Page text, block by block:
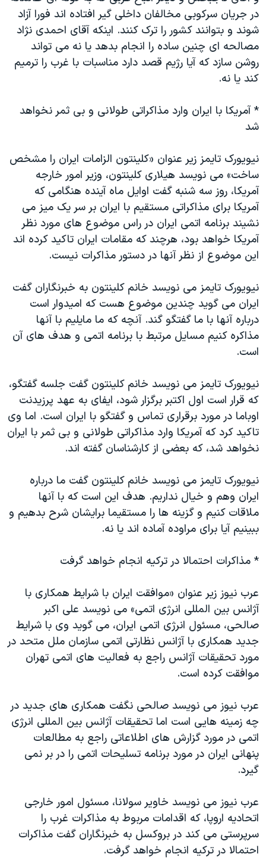
در جريان سرکوبی مخالفان داخلی گير افتاده اند فورا آزاد
شوند و بتوانند کشور را ترک کنند. اينکه آقای احمدی نژاد
مصالحه ای چنين ساده را انجام بدهد يا نه می تواند
روشن سازد که آيا رژيم قصد دارد مناسبات با غرب را ترميم
کند يا نه.
* آمريکا با ايران وارد مذاکراتی طولانی و بی ثمر نخواهد
شد
نيويورک تايمز زير عنوان «کلينتون الزامات ايران را مشخص
ساخت» می نويسد هيلاری کلينتون، وزير امور خارجه
آمريکا، روز سه شنبه گفت اوايل ماه آينده هنگامی که
آمريکا برای مذاکراتی مستقيم با ايران بر سر يک ميز می
نشيند برنامه اتمی ايران در راس موضوع های مورد نظر
آمريکا خواهد بود، هرچند که مقامات ايران تاکيد کرده اند
اين موضوع از نظر آنها در دستور مذاکرات نيست.
نيويورک تايمز می نويسد خانم کلينتون به خبرنگاران گفت
ايران می گويد چندين موضوع هست که اميدوار است
درباره آنها با ما گفتگو گند. آنچه که ما مايليم با آنها
مذاکره کنيم مسایل مرتبط با برنامه اتمی و هدف های آن
است.
نيويورک تايمز می نويسد خانم کلينتون گفت جلسه گفتگو،
که قرار است اول اکتبر برگزار شود، ايفای به عهد پرزيدنت
اوباما در مورد برقراری تماس و گفتگو با ايران است. اما وی
تاکيد کرد که آمريکا وارد مذاکراتی طولانی و بی ثمر با ايران
نخواهد شد، که بعضی از کارشناسان گفته اند.
نيويورک تايمز می نويسد خانم کلينتون گفت ما درباره
ايران وهم و خيال نداريم. هدف اين است که با آنها
ملاقات کنيم و گزينه ها را مستقيما برايشان شرح بدهيم و
ببينيم آيا برای مراوده آماده اند يا نه.
* مذاکرات احتمالا در ترکيه انجام خواهد گرفت
عرب نيوز زير عنوان «موافقت ايران با شرايط همکاری با
آژانس بين المللی انرژی اتمی» می نويسد علی اکبر
صالحی، مسئول انرژی اتمی ايران، می گويد وی با شرايط
جديد همکاری با آژانس نظارتی اتمی سازمان ملل متحد در
مورد تحقيقات آژانس راجع به فعاليت های اتمی تهران
موافقت کرده است.
عرب نيوز می نويسد صالحی نگفت همکاری های جديد در
چه زمينه هایی است اما تحقيقات آژانس بين المللی انرژی
اتمی در مورد گزارش های اطلاعاتی راجع به مطالعات
پنهانی ايران در مورد برنامه تسليحات اتمی را در بر نمی
گيرد.
عرب نيوز می نويسد خاوير سولانا، مسئول امور خارجی
اتحاديه اروپا، که اقدامات مربوط به مذاکرات غرب را
سرپرستی می کند در بروکسل به خبرنگاران گفت مذاکرات
احتمالا در ترکيه انجام خواهد گرفت.